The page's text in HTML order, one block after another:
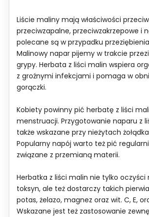
Liście maliny mają właściwości
przeciwzapalne, przeciwzakrzepowe i
polecane są w przypadku
Malinowy napar pijemy w trakcie
grypy. Herbata z liści malin wspiera
z groźnymi infekcjami i pomaga w
gorączki.
Kobiety powinny pić herbatę z liści
menstruacji. Przygotowanie naparu z
także wskazane przy nieżytach
Popularny napój warto też pić
związane z przemianą materii.
Herbatka z liści malin nie tylko oczyści
toksyn, ale też dostarczy takich
potas, żelazo, magnez oraz wit. C, E,
Wskazane jest też zastosowanie